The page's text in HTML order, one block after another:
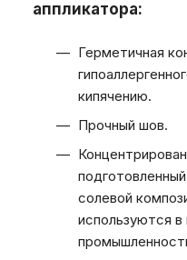
аппликатора:
Герметичная
кипячению.
Прочный шов.
солевой
используются